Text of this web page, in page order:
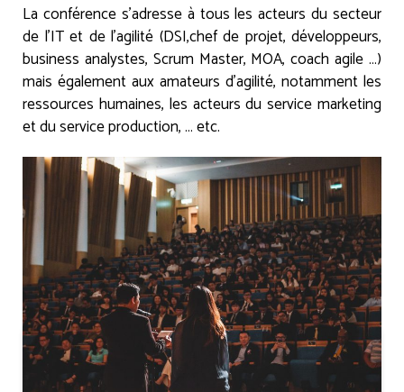
La conférence s’adresse à tous les acteurs du secteur
de l’IT et de l’agilité (DSI,chef de projet, développeurs,
business analystes, Scrum Master, MOA, coach agile …)
mais également aux amateurs d’agilité, notamment les
ressources humaines, les acteurs du service marketing
et du service production, … etc.